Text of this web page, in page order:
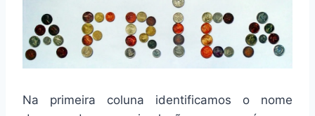
Na primeira coluna identificamos o nome